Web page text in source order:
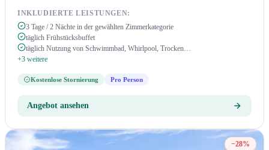
INKLUDIERTE LEISTUNGEN:
3 Tage / 2 Nächte in der gewählten Zimmerkategorie
täglich Frühstücksbuffet
täglich Nutzung von Schwimmbad, Whirlpool, Trocken…
+3 weitere
Kostenlose Stornierung Pro Person
Angebot ansehen
−28%